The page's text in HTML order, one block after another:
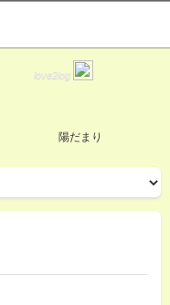
love2log
陽だまり